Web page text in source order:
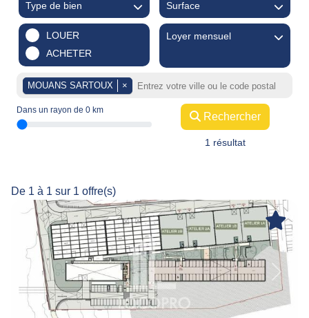
Type de bien Surface
LOUER
ACHETER
Loyer mensuel
MOUANS SARTOUX ×
Dans un rayon de 0 km
Rechercher
1 résultat
De 1 à 1 sur 1 offre(s)
Previous Next